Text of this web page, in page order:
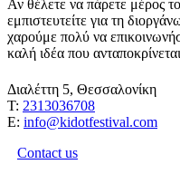
Αν θέλετε να πάρετε μέρος
εμπιστευτείτε για τη
χαρούμε πολύ να
καλή ιδέα που
Διαλέττη 5, Θεσσαλονίκη
Τ: 2313036708
Ε: info@kidotfestival.com
Contact us